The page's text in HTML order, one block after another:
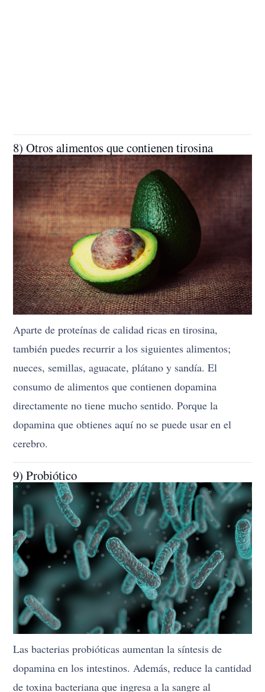
8) Otros alimentos que contienen tirosina
Aparte de proteínas de calidad ricas en tirosina,
también puedes recurrir a los siguientes alimentos;
nueces, semillas, aguacate, plátano y sandía. El
consumo de alimentos que contienen dopamina
directamente no tiene mucho sentido. Porque la
dopamina que obtienes aquí no se puede usar en el
cerebro.
9) Probiótico
Las bacterias probióticas aumentan la síntesis de
dopamina en los intestinos. Además, reduce la cantidad
de toxina bacteriana que ingresa a la sangre al